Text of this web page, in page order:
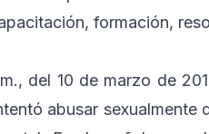
formación,
del 10 de marzo de
abusar sexualmente